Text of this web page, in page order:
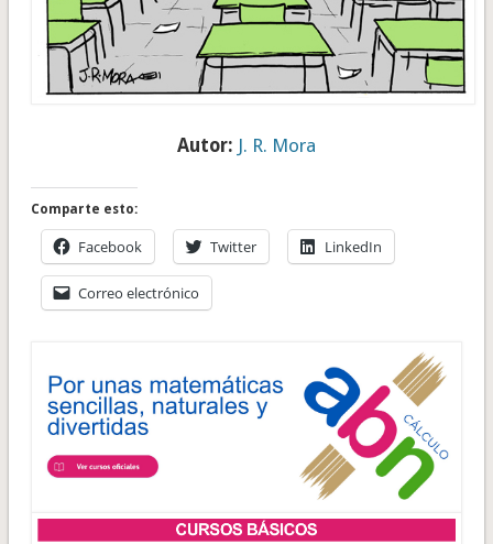
Autor: J. R. Mora
Comparte esto:
Facebook Twitter LinkedIn
Correo electrónico